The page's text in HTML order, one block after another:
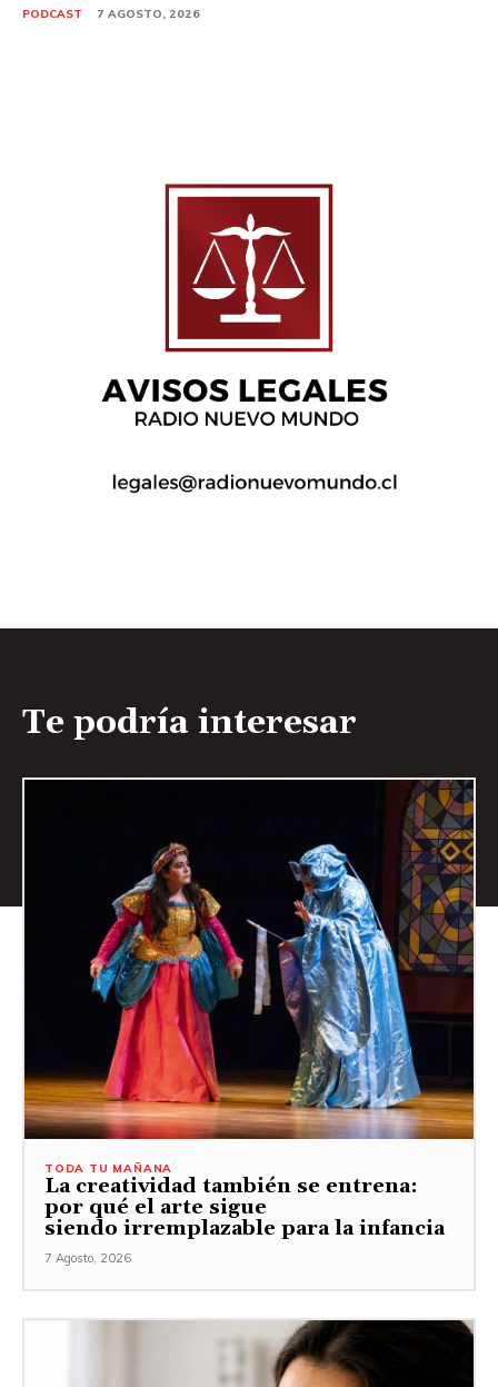
PODCAST 7 AGOSTO, 2026
Te podría interesar
TODA TU MAÑANA
La creatividad también se entrena:
por qué el arte sigue
siendo irremplazable para la infancia
7 Agosto, 2026